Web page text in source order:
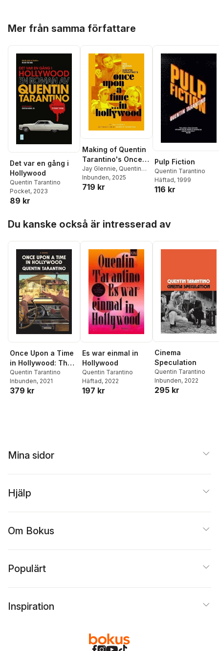
Mer från samma författare
Det var en gång i
Hollywood
Quentin Tarantino
Pocket, 2023
89 kr
Making of Quentin
Tarantino's Once
Upon a Time in
Hollywood
Jay Glennie, Quentin
Tarantino
Inbunden, 2025
719 kr
Pulp Fiction
Quentin Tarantino
Häftad, 1999
116 kr
Du kanske också är intresserad av
Once Upon a Time
in Hollywood: The
Deluxe Hardcover
Quentin Tarantino
Inbunden, 2021
379 kr
Es war einmal in
Hollywood
Quentin Tarantino
Häftad, 2022
197 kr
Cinema
Speculation
Quentin Tarantino
Inbunden, 2022
295 kr
Mina sidor
Hjälp
Om Bokus
Populärt
Inspiration